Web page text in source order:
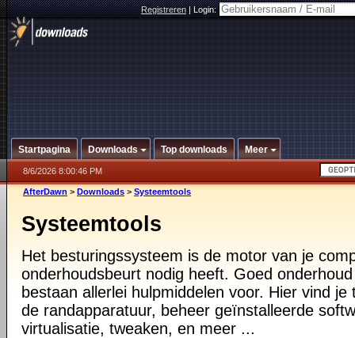
Registreren|Login:
Startpagina Downloads Top downloads Meer
8/6/2026 8:00:46 PM
AfterDawn > Downloads > Systeemtools
Systeemtools
Het besturingssysteem is de motor van je
onderhoudsbeurt nodig heeft. Goed
bestaan allerlei hulpmiddelen voor. Hier vind
de randapparatuur, beheer geïnstalleerde
virtualisatie, tweaken, en meer ...